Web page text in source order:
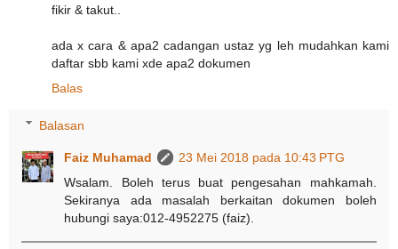
fikir & takut..
ada x cara & apa2 cadangan ustaz yg leh mudahkan kami
daftar sbb kami xde apa2 dokumen
Balas
Balasan
Faiz Muhamad
23 Mei 2018 pada 10:43 PTG
Wsalam. Boleh terus buat pengesahan mahkamah.
Sekiranya ada masalah berkaitan dokumen boleh
hubungi saya:012-4952275 (faiz).